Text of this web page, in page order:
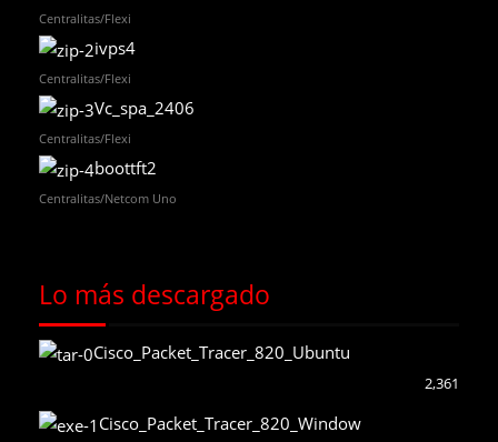
Centralitas/Flexi
ivps4
Centralitas/Flexi
Vc_spa_2406
Centralitas/Flexi
boottft2
Centralitas/Netcom Uno
Lo más descargado
Cisco_Packet_Tracer_820_Ubuntu
2,361
Cisco_Packet_Tracer_820_Window